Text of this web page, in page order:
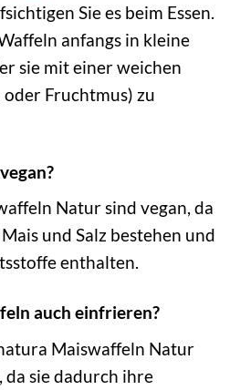
Sie es beim Essen.
anfangs in kleine
sie mit einer weichen
oder Fruchtmus) zu
Natur sind vegan, da
und Salz bestehen und
enthalten.
auch einfrieren?
Maiswaffeln Natur
sie dadurch ihre